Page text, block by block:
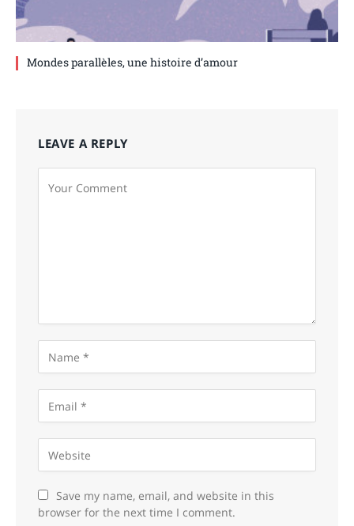
Mondes parallèles, une histoire d’amour
LEAVE A REPLY
Save my name, email, and website in this
browser for the next time I comment.